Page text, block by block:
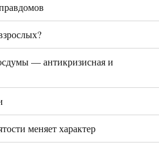
— антикризисная и
меняет характер